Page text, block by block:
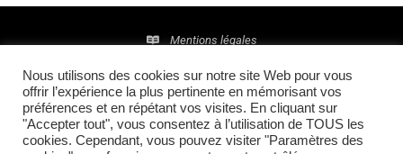
Mentions légales
Politique de confidentialité
© 2016 • Site maintenu et mis à jour parTI(E)GER
COMMUNICATION
Nous utilisons des cookies sur notre site Web pour vous
offrir l’expérience la plus pertinente en mémorisant vos
préférences et en répétant vos visites. En cliquant sur
"Accepter tout", vous consentez à l’utilisation de TOUS les
cookies. Cependant, vous pouvez visiter "Paramètres des